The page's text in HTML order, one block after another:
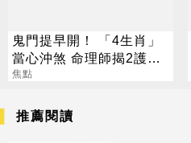
鬼門提早開！ 「4生肖」
當心沖煞 命理師揭2護身
法寶
焦點
推薦閱讀